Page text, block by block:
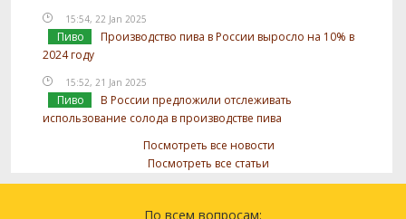
15:54, 22 Jan 2025
Пиво
Производство пива в России выросло на 10% в
2024 году
15:52, 21 Jan 2025
Пиво
В России предложили отслеживать
использование солода в производстве пива
Посмотреть все новости
Посмотреть все статьи
По всем вопросам: